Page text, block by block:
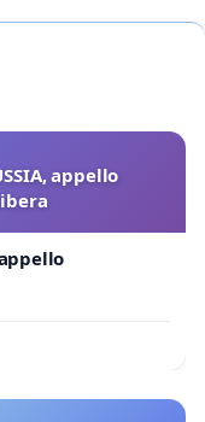
appello
appello